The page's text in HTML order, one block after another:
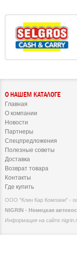
О НАШЕМ КАТАЛОГЕ
Главная
О компании
Новости
Партнеры
Спецпредложения
Полезные советы
Доставка
Возврат товара
Контакты
Где купить
ООО "Клин Кар Компани" -
NIGRIN - Немецкая
Информация на сайте